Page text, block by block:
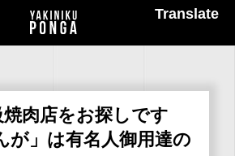
肉店をお探しです
が」は有名人御用達の
Translate